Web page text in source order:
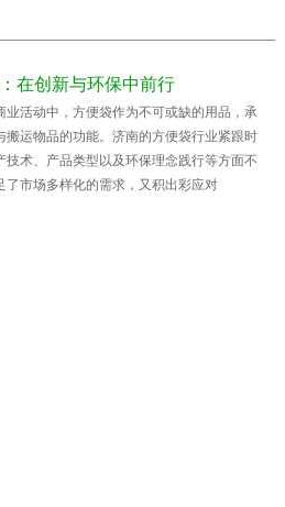
在创新与环保中前行
业活动中，方便袋作为不可或缺的用品，承
搬运物品的功能。济南的方便袋行业紧跟时
技术、产品类型以及环保理念践行等方面不
了市场多样化的需求，又积出彩应对